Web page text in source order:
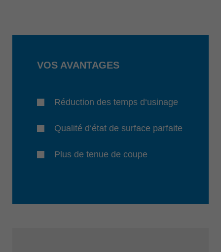
VOS AVANTAGES
Réduction des temps d‘usinage
Qualité d‘état de surface parfaite
Plus de tenue de coupe